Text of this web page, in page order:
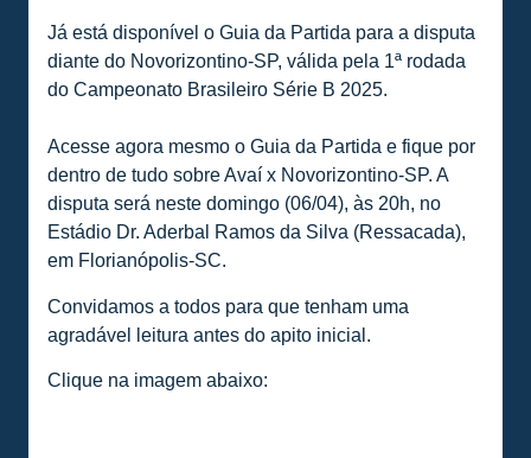
Já está disponível o Guia da Partida para a disputa
diante do Novorizontino-SP, válida pela 1ª rodada
do Campeonato Brasileiro Série B 2025.
Acesse agora mesmo o Guia da Partida e fique por
dentro de tudo sobre Avaí x Novorizontino-SP. A
disputa será neste domingo (06/04), às 20h, no
Estádio Dr. Aderbal Ramos da Silva (Ressacada),
em Florianópolis-SC.
Convidamos a todos para que tenham uma
agradável leitura antes do apito inicial.
Clique na imagem abaixo: